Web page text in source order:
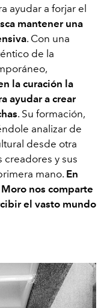
ayudar a forjar el
mantener una
. Con una
de la
la curación la
ayudar a crear
. Su formación,
analizar de
desde otra
creadores y sus
mano. En
nos comparte
el vasto mundo